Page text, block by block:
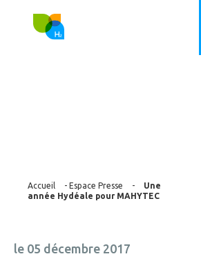
Accueil - Espace Presse -
Une
année Hydéale pour MAHYTEC
le 05 décembre 2017